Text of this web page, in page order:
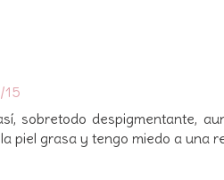
15
sobretodo despigmentante,
piel grasa y tengo miedo a una